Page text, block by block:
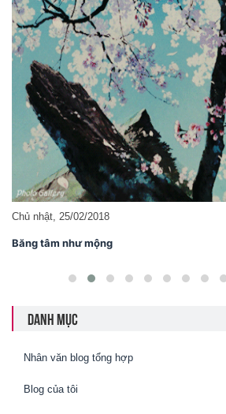
Chủ nhật, 25/02/2018
Băng tâm như mộng
DANH MỤC
Nhân văn blog tổng hợp
Blog của tôi